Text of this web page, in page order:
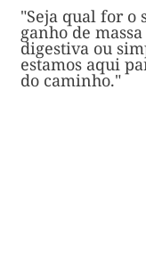
"Seja qual for o
ganho de
digestiva ou
estamos aqui
do caminho."